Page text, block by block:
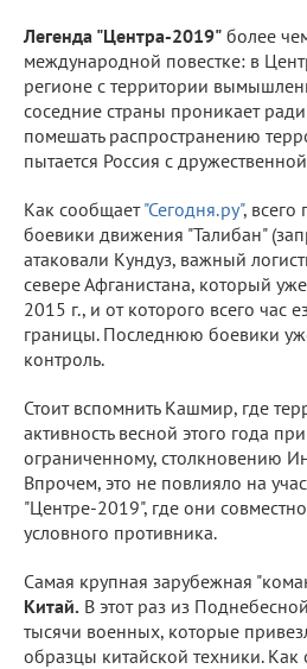
Легенда "Центра-2019" более
международной повестке: в
регионе с территории
соседние страны проникает
помешать распространению
пытается Россия с
Как сообщает"Сегодня.ру", всего
боевики движения "Талибан"
атаковали Кундуз, важный
севере Афганистана, который
2015 г., и от которого всего час
границы. Последнюю боевики
контроль.
Стоит вспомнить Кашмир, где
активность весной этого года
ограниченному, столкновению
Впрочем, это не повлияло на
"Центре-2019", где они
условного противника.
Самая крупная зарубежная
Китай. В этот раз из
тысячи военных, которые
образцы китайской техники. Как